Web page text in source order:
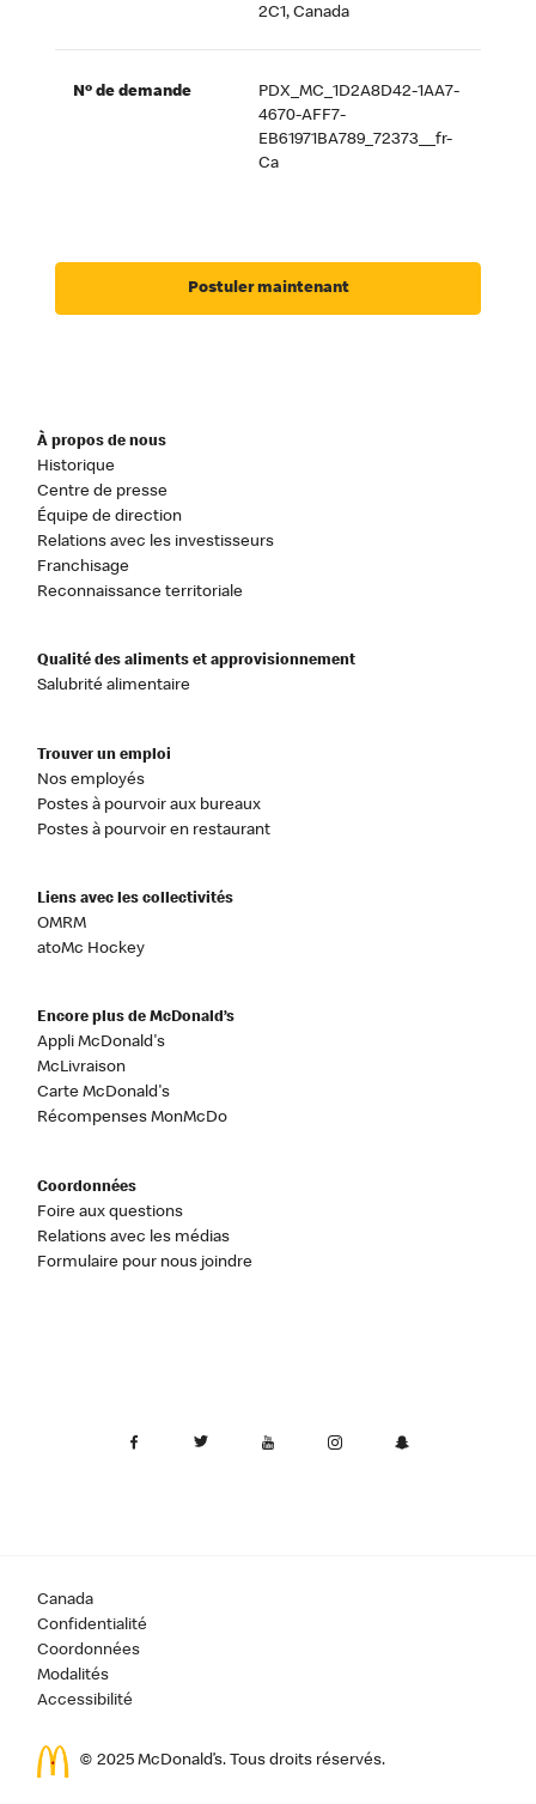
2C1, Canada
Nº de demande
PDX_MC_1D2A8D42-1AA7-
4670-AFF7-
EB61971BA789_72373__fr-
Ca
Postuler maintenant
À propos de nous
Historique
Centre de presse
Équipe de direction
Relations avec les investisseurs
Franchisage
Reconnaissance territoriale
Qualité des aliments et approvisionnement
Salubrité alimentaire
Trouver un emploi
Nos employés
Postes à pourvoir aux bureaux
Postes à pourvoir en restaurant
Liens avec les collectivités
OMRM
atoMc Hockey
Encore plus de McDonald’s
Appli McDonald's
McLivraison
Carte McDonald's
Récompenses MonMcDo
Coordonnées
Foire aux questions
Relations avec les médias
Formulaire pour nous joindre
Canada
Confidentialité
Coordonnées
Modalités
Accessibilité
© 2025 McDonald’s. Tous droits réservés.